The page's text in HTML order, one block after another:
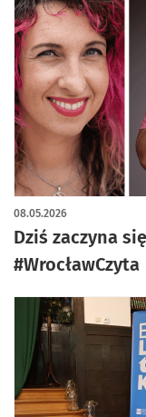
Dziś zaczyna
#WrocławCzyta
08.05.2026
artykuł z galerią